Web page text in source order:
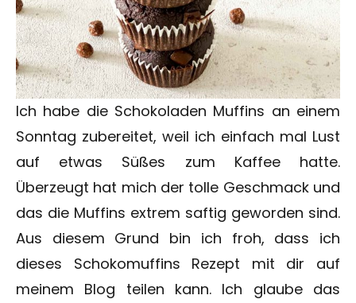
Ich habe die Schokoladen Muffins an einem
Sonntag zubereitet, weil ich einfach mal Lust
auf etwas Süßes zum Kaffee hatte.
Überzeugt hat mich der tolle Geschmack und
das die Muffins extrem saftig geworden sind.
Aus diesem Grund bin ich froh, dass ich
dieses Schokomuffins Rezept mit dir auf
meinem Blog teilen kann. Ich glaube das